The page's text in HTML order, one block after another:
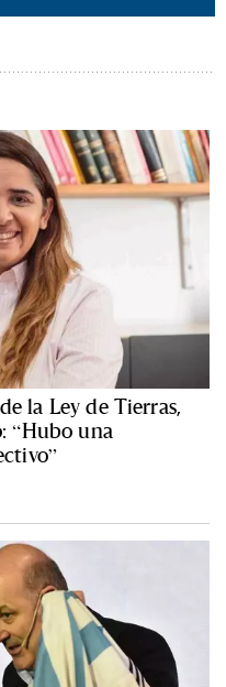
la Ley de Tierras,
“Hubo una